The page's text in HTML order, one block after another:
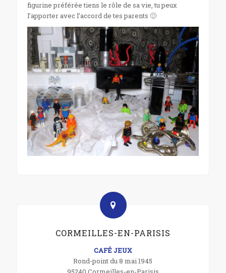
figurine préférée tiens le rôle de sa vie, tu peux
l’apporter avec l’accord de tes parents 🙂
CORMEILLES-EN-PARISIS
CAFÉ JEUX
Rond-point du 8 mai 1945